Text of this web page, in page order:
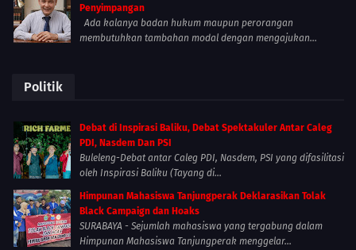
Penyimpangan
Ada kalanya badan hukum maupun perorangan
membutuhkan tambahan modal dengan mengajukan...
Politik
Debat di Inspirasi Baliku, Debat Spektakuler Antar Caleg
PDI, Nasdem Dan PSI
Buleleng-Debat antar Caleg PDI, Nasdem, PSI yang difasilitasi
oleh Inspirasi Baliku (Tayang di...
Himpunan Mahasiswa Tanjungperak Deklarasikan Tolak
Black Campaign dan Hoaks
SURABAYA - Sejumlah mahasiswa yang tergabung dalam
Himpunan Mahasiswa Tanjungperak menggelar...